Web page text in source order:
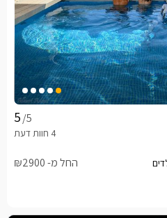
/5
החל מ- ₪2900